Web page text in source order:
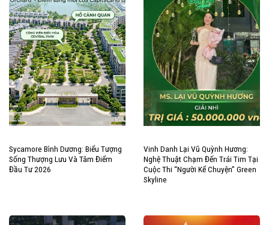
Sycamore Bình Dương: Biểu Tượng
Sống Thượng Lưu Và Tâm Điểm
Đầu Tư 2026
Vinh Danh Lại Vũ Quỳnh Hương:
Nghệ Thuật Chạm Đến Trái Tim Tại
Cuộc Thi “Người Kể Chuyện” Green
Skyline